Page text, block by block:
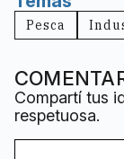
Pesca
Compartí tus
respetuosa.